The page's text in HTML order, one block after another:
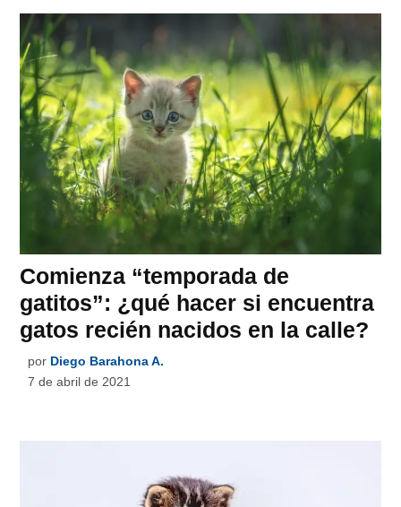
Comienza “temporada de
gatitos”: ¿qué hacer si encuentra
gatos recién nacidos en la calle?
por Diego Barahona A.
7 de abril de 2021